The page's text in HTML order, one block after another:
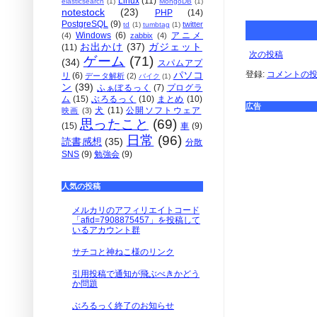
次の投稿
登録: コメントの
広告
notestock (23) PHP
(14)
PostgreSQL (9) td (1) tumbtag (1) twitter
(4) Windows (6) zabbix (4)
アニメ
(11) お出かけ (37) ガジェット
(34) ゲーム (71) スパムアプ
リ (6) データ解析 (2) バイク (1) パソコ
ン (39) ふぁぼるっく (7) プログラ
ム (15) ぶろるっく (10) まとめ (10)
映画 (3) 犬 (11) 公開ソフトウェア
(15) 思ったこと (69) 車 (9)
読書感想 (35) 日常 (96) 分散
SNS (9) 勉強会 (9)
人気の投稿
メルカリのアフィリエイトコード
「afid=7908875457」を投稿して
いるアカウント群
サチコと神ねこ様のリンク
引用投稿で通知が飛ぶべきかどう
か問題
ぶろるっく終了のお知らせ